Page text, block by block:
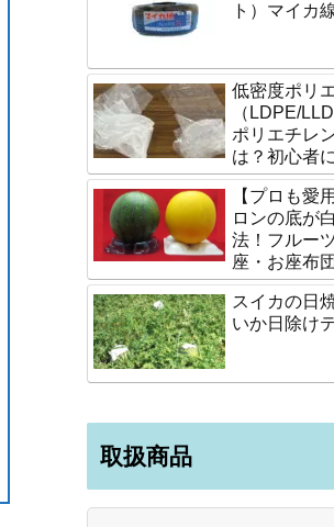
ト）マイカ
低密度ポリ
（LDPE/
ポリエチレ
は？初心者
く説明しま
【プロも愛
ロンの底が
法！フルー
座・お座布
び方
スイカの日
いか日除け
取扱商品